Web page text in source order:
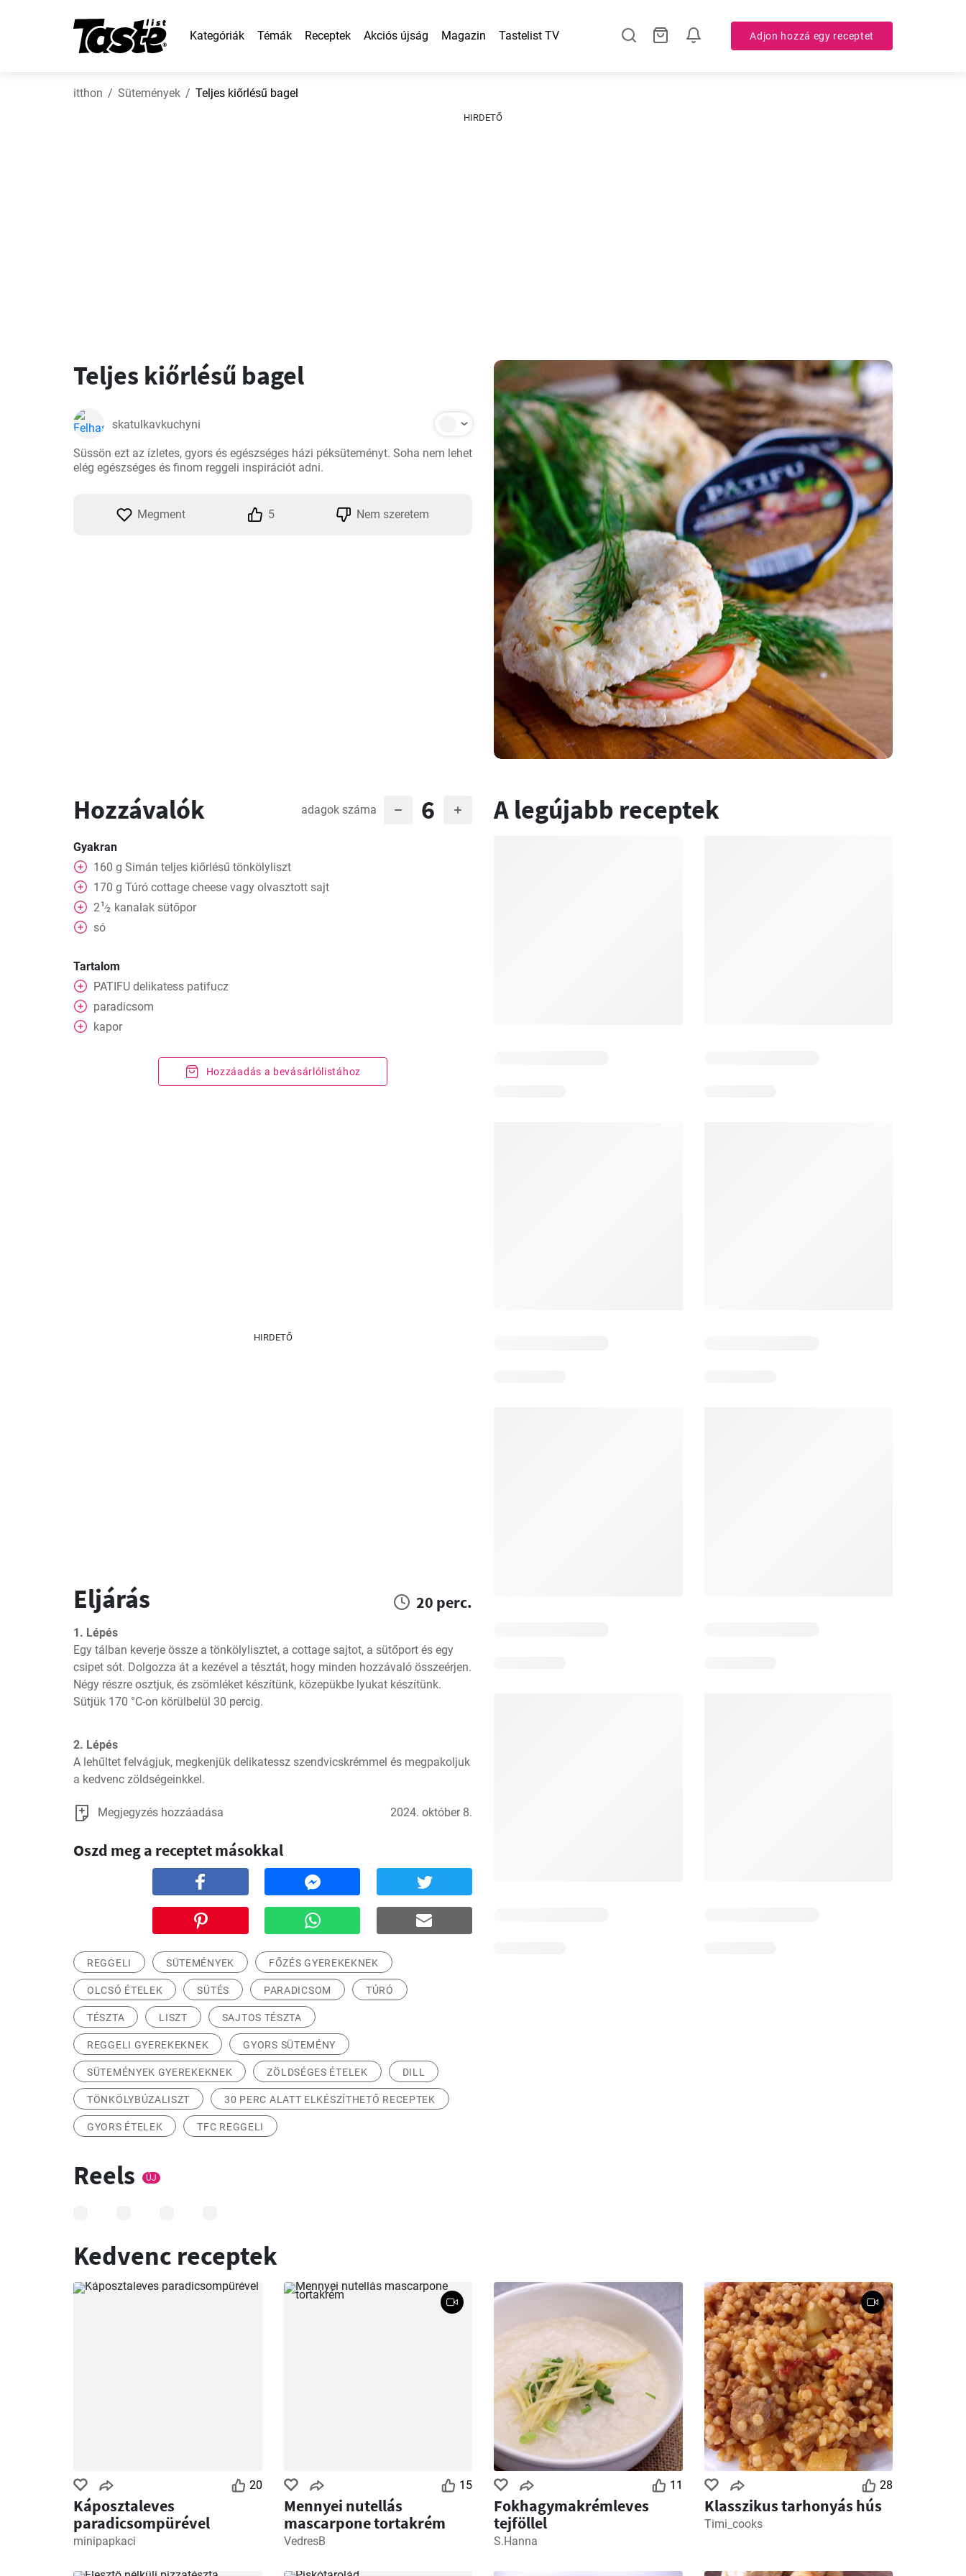
Kategóriák Témák Receptek Akciós újság Magazin Tastelist TV Adjon hozzá egy receptet
itthon Sütemények Teljes kiőrlésű bagel
HIRDETŐ
Teljes kiőrlésű bagel
skatulkavkuchyni
Süssön ezt az ízletes, gyors és egészséges házi péksüteményt. Soha nem lehet
elég egészséges és finom reggeli inspirációt adni.
Megment 5 Nem szeretem
Hozzávalók adagok száma 6
Gyakran
160 g Simán teljes kiőrlésű tönkölyliszt
170 g Túró cottage cheese vagy olvasztott sajt
21⁄2 kanalak sütőpor
só
Tartalom
PATIFU delikatess patifucz
paradicsom
kapor
Hozzáadás a bevásárlólistához
HIRDETŐ
Eljárás 20 perc.
1. Lépés
Egy tálban keverje össze a tönkölylisztet, a cottage sajtot, a sütőport és egy
csipet sót. Dolgozza át a kezével a tésztát, hogy minden hozzávaló összeérjen.
Négy részre osztjuk, és zsömléket készítünk, közepükbe lyukat készítünk.
Sütjük 170 °C-on körülbelül 30 percig.
2. Lépés
A lehűltet felvágjuk, megkenjük delikatessz szendvicskrémmel és megpakoljuk
a kedvenc zöldségeinkkel.
Megjegyzés hozzáadása 2024. október 8.
Oszd meg a receptet másokkal
REGGELI SÜTEMÉNYEK FŐZÉS GYEREKEKNEK
OLCSÓ ÉTELEK SÜTÉS PARADICSOM TÚRÓ
TÉSZTA LISZT SAJTOS TÉSZTA
REGGELI GYEREKEKNEK GYORS SÜTEMÉNY
SÜTEMÉNYEK GYEREKEKNEK ZÖLDSÉGES ÉTELEK DILL
TÖNKÖLYBÚZALISZT 30 PERC ALATT ELKÉSZÍTHETŐ RECEPTEK
GYORS ÉTELEK TFC REGGELI
A legújabb receptek
Reels ÚJ
Kedvenc receptek
20
Káposztaleves
paradicsompürével
minipapkaci
15
Mennyei nutellás
mascarpone tortakrém
VedresB
11
Fokhagymakrémleves
tejföllel
S.Hanna
28
Klasszikus tarhonyás hús
Timi_cooks